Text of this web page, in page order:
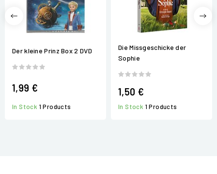
Der kleine Prinz Box 2 DVD
1,99 €
In Stock 1 Products
Die Missgeschicke der
Sophie
1,50 €
In Stock 1 Products